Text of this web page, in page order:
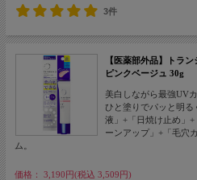
3件
【医薬部外品】トラ
ピンクベージュ 30g
美白しながら最強UV
ひと塗りでパッと明る
液」+「日焼け止め」
ーンアップ」+「毛穴
ム。
価格： 3,190円(税込 3,509円)